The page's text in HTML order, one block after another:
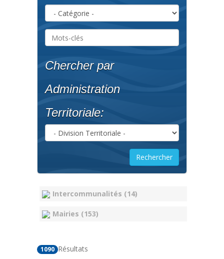
Chercher par
Administration
Territoriale:
Intercommunalités (14)
Mairies (153)
1090 Résultats